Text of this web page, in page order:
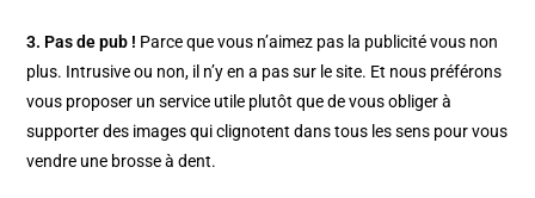
3. Pas de pub ! Parce que vous n’aimez pas la publicité vous non
plus. Intrusive ou non, il n’y en a pas sur le site. Et nous préférons
vous proposer un service utile plutôt que de vous obliger à
supporter des images qui clignotent dans tous les sens pour vous
vendre une brosse à dent.